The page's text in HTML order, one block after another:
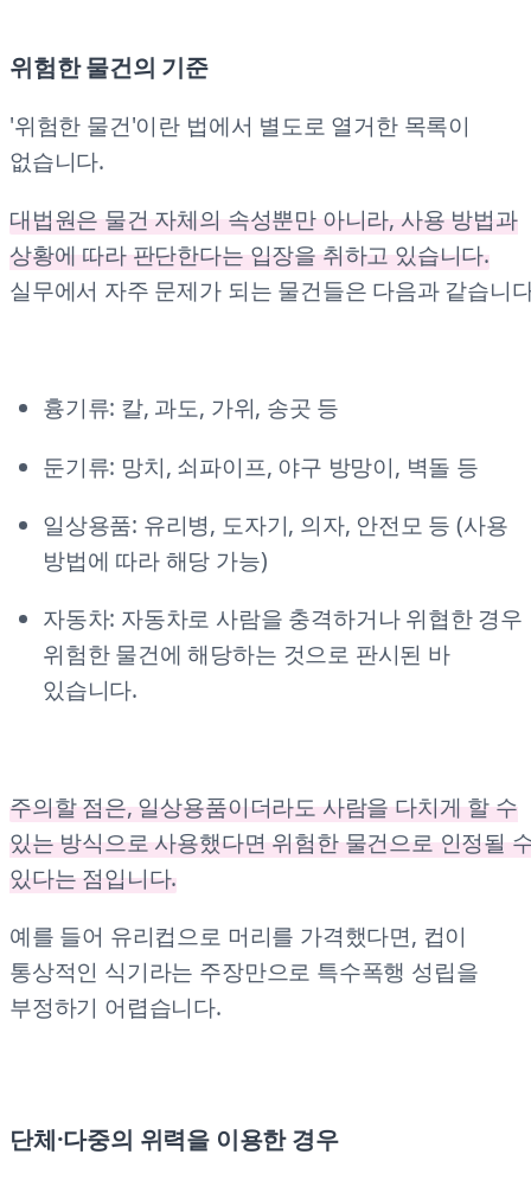
위험한 물건의 기준
'위험한 물건'이란 법에서 별도로 열거한 목록이
없습니다.
대법원은 물건 자체의 속성뿐만 아니라, 사용 방법과
상황에 따라 판단한다는 입장을 취하고 있습니다.
실무에서 자주 문제가 되는 물건들은 다음과 같습니
흉기류: 칼, 과도, 가위, 송곳 등
둔기류: 망치, 쇠파이프, 야구 방망이, 벽돌 등
일상용품: 유리병, 도자기, 의자, 안전모 등 (사용
방법에 따라 해당 가능)
자동차: 자동차로 사람을 충격하거나 위협한 경우
위험한 물건에 해당하는 것으로 판시된 바
있습니다.
주의할 점은, 일상용품이더라도 사람을 다치게 할 수
있는 방식으로 사용했다면 위험한 물건으로 인정될
있다는 점입니다.
예를 들어 유리컵으로 머리를 가격했다면, 컵이
통상적인 식기라는 주장만으로 특수폭행 성립을
부정하기 어렵습니다.
단체·다중의 위력을 이용한 경우